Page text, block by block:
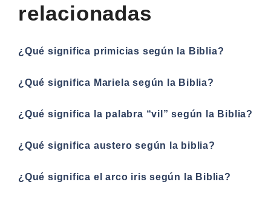
relacionadas
¿Qué significa primicias según la Biblia?
¿Qué significa Mariela según la Biblia?
¿Qué significa la palabra “vil” según la Biblia?
¿Qué significa austero según la biblia?
¿Qué significa el arco iris según la Biblia?